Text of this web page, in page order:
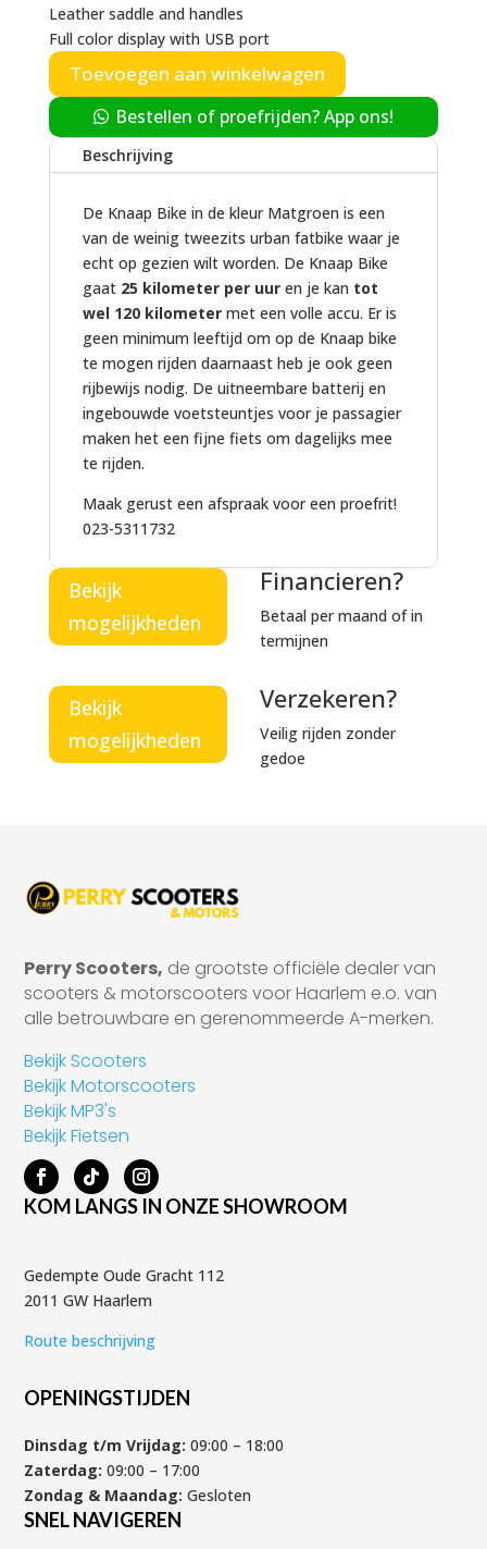
Leather saddle and handles
Full color display with USB port
Toevoegen aan winkelwagen
Bestellen of proefrijden? App ons!
Financieren?
Betaal per maand of in
termijnen
Verzekeren?
Veilig rijden zonder
gedoe
Bekijk
mogelijkheden
Bekijk
mogelijkheden
Beschrijving
De Knaap Bike in de kleur Matgroen is een
van de weinig tweezits urban fatbike waar je
echt op gezien wilt worden. De Knaap Bike
gaat 25 kilometer per uuren je kan tot
wel 120 kilometermet een volle accu. Er is
geen minimum leeftijd om op de Knaap bike
te mogen rijden daarnaast heb je ook geen
rijbewijs nodig. De uitneembare batterij en
ingebouwde voetsteuntjes voor je passagier
maken het een fijne fiets om dagelijks mee
te rijden.
Maak gerust een afspraak voor een proefrit!
023-5311732
Perry Scooters, de grootste officiële dealer van
scooters & motorscooters voor Haarlem e.o. van
alle betrouwbare en gerenommeerde A-merken.
Bekijk Scooters
Bekijk Motorscooters
Bekijk MP3's
Bekijk Fietsen
KOM LANGS IN ONZE SHOWROOM
Gedempte Oude Gracht 112
2011 GW Haarlem
Route beschrijving
OPENINGSTIJDEN
Dinsdag t/m Vrijdag: 09:00 – 18:00
Zaterdag: 09:00 – 17:00
Zondag & Maandag: Gesloten
SNEL NAVIGEREN